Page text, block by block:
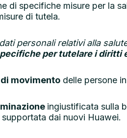
di specifiche misure per la
di tutela.
personali relativi alla
per tutelare i diritti
movimento delle persone
ingiustificata sulla
dai nuovi Huawei.